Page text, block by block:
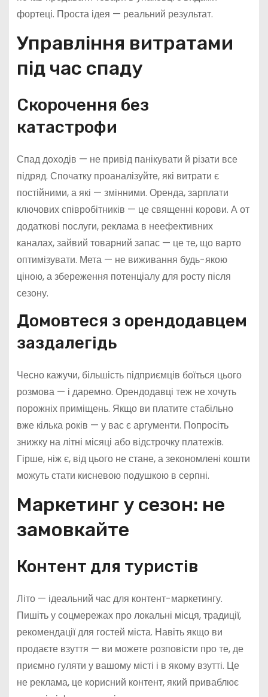
фортеці. Проста ідея — реальний результат.
Управління витратами
під час спаду
Скорочення без
катастрофи
Спад доходів — не привід панікувати й різати все
підряд. Спочатку проаналізуйте, які витрати є
постійними, а які — змінними. Оренда, зарплати
ключових співробітників — це священні корови. А от
додаткові послуги, реклама в неефективних
каналах, зайвий товарний запас — це те, що варто
оптимізувати. Мета — не виживання будь-якою
ціною, а збереження потенціалу для росту після
сезону.
Домовтеся з орендодавцем
заздалегідь
Чесно кажучи, більшість підприємців боїться цього
розмова — і даремно. Орендодавці теж не хочуть
порожніх приміщень. Якщо ви платите стабільно
вже кілька років — у вас є аргументи. Попросіть
знижку на літні місяці або відстрочку платежів.
Гірше, ніж є, від цього не стане, а зекономлені кошти
можуть стати кисневою подушкою в серпні.
Маркетинг у сезон: не
замовкайте
Контент для туристів
Літо — ідеальний час для контент-маркетингу.
Пишіть у соцмережах про локальні місця, традиції,
рекомендації для гостей міста. Навіть якщо ви
продаєте взуття — ви можете розповісти про те, де
приємно гуляти у вашому місті і в якому взутті. Це
не реклама, це корисний контент, який приваблює